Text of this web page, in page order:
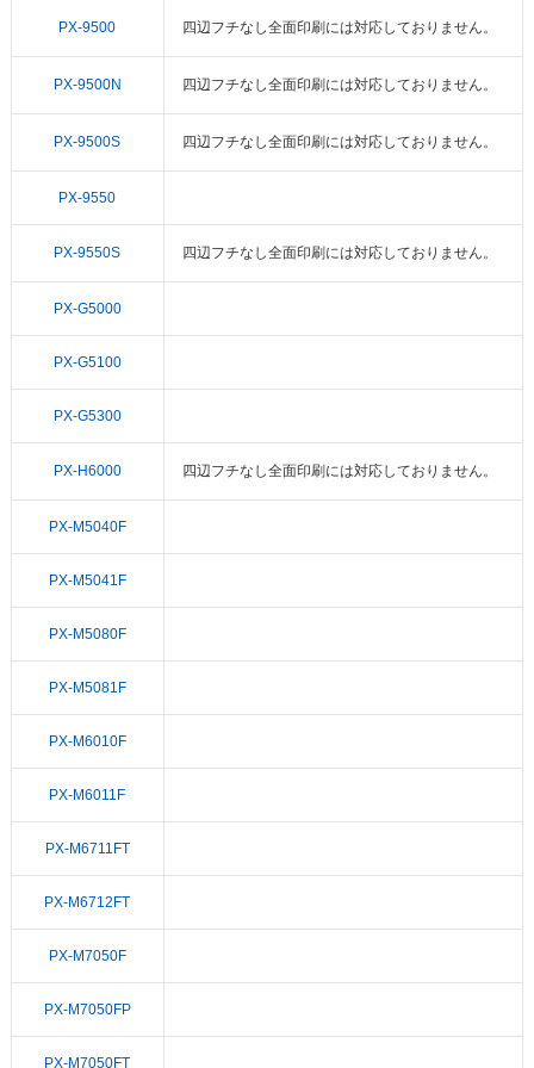
PX-9500 四辺フチなし全面印刷には対応しておりません。
PX-9500N 四辺フチなし全面印刷には対応しておりません。
PX-9500S 四辺フチなし全面印刷には対応しておりません。
PX-9550
PX-9550S 四辺フチなし全面印刷には対応しておりません。
PX-G5000
PX-G5100
PX-G5300
PX-H6000 四辺フチなし全面印刷には対応しておりません。
PX-M5040F
PX-M5041F
PX-M5080F
PX-M5081F
PX-M6010F
PX-M6011F
PX-M6711FT
PX-M6712FT
PX-M7050F
PX-M7050FP
PX-M7050FT